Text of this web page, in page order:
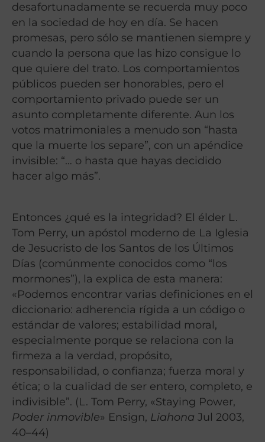
desafortunadamente se recuerda muy poco
en la sociedad de hoy en día. Se hacen
promesas, pero sólo se mantienen siempre y
cuando la persona que las hizo consigue lo
que quiere del trato. Los comportamientos
públicos pueden ser honorables, pero el
comportamiento privado puede ser un
asunto completamente diferente. Aun los
votos matrimoniales a menudo son “hasta
que la muerte los separe”, con un apéndice
invisible: “… o hasta que hayas decidido
hacer algo más”.
Entonces ¿qué es la integridad? El élder L.
Tom Perry, un apóstol moderno de La Iglesia
de Jesucristo de los Santos de los Últimos
Días (comúnmente conocidos como “los
mormones”), la explica de esta manera:
«Podemos encontrar varias definiciones en el
diccionario: adherencia rígida a un código o
estándar de valores; estabilidad moral,
especialmente porque se relaciona con la
firmeza a la verdad, propósito,
responsabilidad, o confianza; fuerza moral y
ética; o la cualidad de ser entero, completo, e
indivisible”. (L. Tom Perry, «Staying Power,
Poder inmovible» Ensign, Liahona Jul 2003,
40–44)